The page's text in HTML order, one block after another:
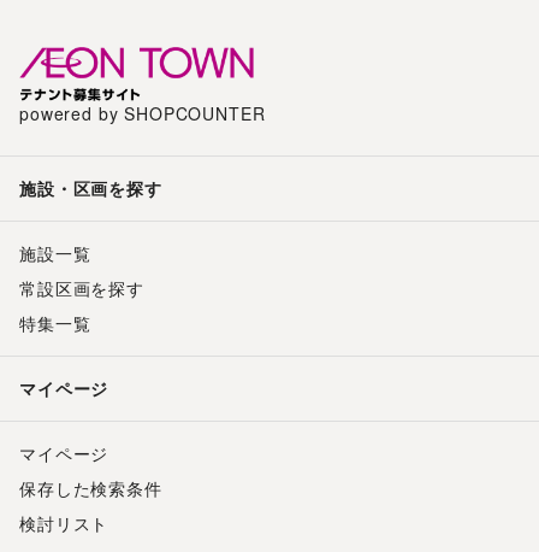
powered by SHOPCOUNTER
施設・区画を探す
施設一覧
常設区画を探す
特集一覧
マイページ
マイページ
保存した検索条件
検討リスト